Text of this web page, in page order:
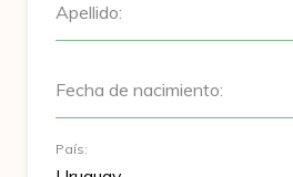
Apellido:
Fecha de nacimiento:
País: